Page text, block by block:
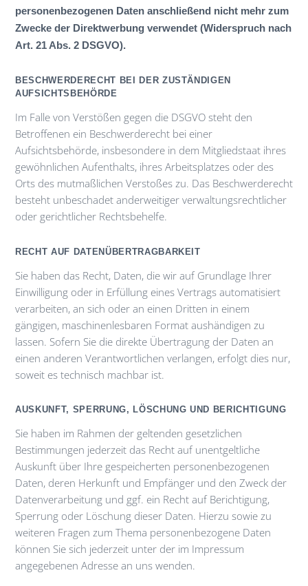
personenbezogenen Daten anschließend nicht mehr zum
Zwecke der Direktwerbung verwendet (Widerspruch nach
Art. 21 Abs. 2 DSGVO).
BESCHWERDERECHT BEI DER ZUSTÄNDIGEN
AUFSICHTSBEHÖRDE
Im Falle von Verstößen gegen die DSGVO steht den
Betroffenen ein Beschwerderecht bei einer
Aufsichtsbehörde, insbesondere in dem Mitgliedstaat ihres
gewöhnlichen Aufenthalts, ihres Arbeitsplatzes oder des
Orts des mutmaßlichen Verstoßes zu. Das Beschwerderecht
besteht unbeschadet anderweitiger verwaltungsrechtlicher
oder gerichtlicher Rechtsbehelfe.
RECHT AUF DATENÜBERTRAGBARKEIT
Sie haben das Recht, Daten, die wir auf Grundlage Ihrer
Einwilligung oder in Erfüllung eines Vertrags automatisiert
verarbeiten, an sich oder an einen Dritten in einem
gängigen, maschinenlesbaren Format aushändigen zu
lassen. Sofern Sie die direkte Übertragung der Daten an
einen anderen Verantwortlichen verlangen, erfolgt dies nur,
soweit es technisch machbar ist.
AUSKUNFT, SPERRUNG, LÖSCHUNG UND BERICHTIGUNG
Sie haben im Rahmen der geltenden gesetzlichen
Bestimmungen jederzeit das Recht auf unentgeltliche
Auskunft über Ihre gespeicherten personenbezogenen
Daten, deren Herkunft und Empfänger und den Zweck der
Datenverarbeitung und ggf. ein Recht auf Berichtigung,
Sperrung oder Löschung dieser Daten. Hierzu sowie zu
weiteren Fragen zum Thema personenbezogene Daten
können Sie sich jederzeit unter der im Impressum
angegebenen Adresse an uns wenden.